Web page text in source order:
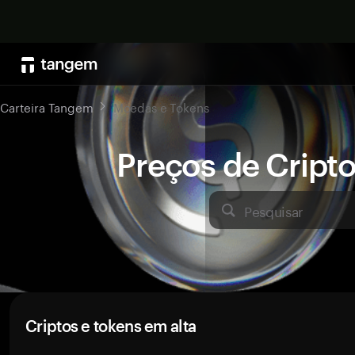
Preços de
Pesquisar
Carteira Tangem Moedas e Tokens
Criptos e tokens em alta